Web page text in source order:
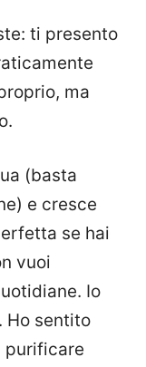
ti presento
ma
(basta
e cresce
se hai
vuoi
Io
Ho sentito
purificare